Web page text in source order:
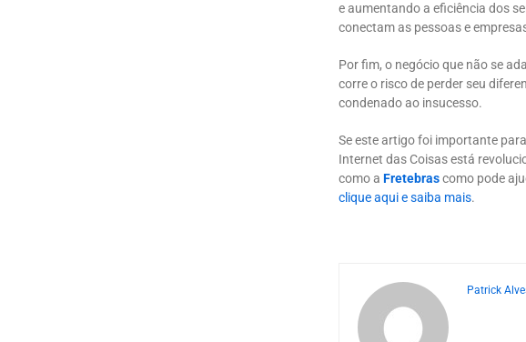
e aumentando a eficiência dos
conectam as pessoas e
Por fim, o negócio que não se
corre o risco de perder seu
condenado ao insucesso.
Se este artigo foi importante
Internet das Coisas está
como a Fretebrascomo pode
clique aqui e saiba mais.
Patrick